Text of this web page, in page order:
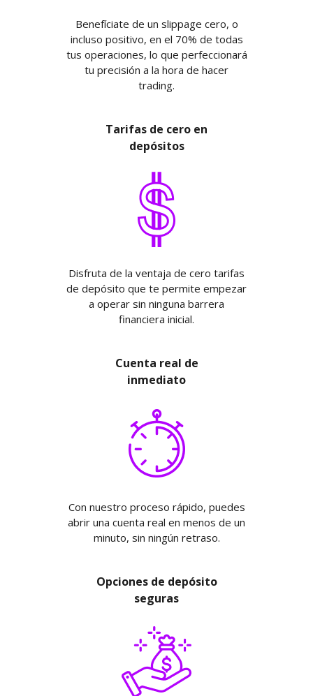
Benefíciate de un slippage cero, o
incluso positivo, en el 70% de todas
tus operaciones, lo que perfeccionará
tu precisión a la hora de hacer
trading.
Tarifas de cero en
depósitos
Disfruta de la ventaja de cero tarifas
de depósito que te permite empezar
a operar sin ninguna barrera
financiera inicial.
Cuenta real de
inmediato
Con nuestro proceso rápido, puedes
abrir una cuenta real en menos de un
minuto, sin ningún retraso.
Opciones de depósito
seguras